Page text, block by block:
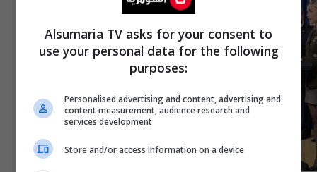
Alsumaria TV asks for your consent to
use your personal data for the following
purposes:
Personalised advertising and content, advertising and
content measurement, audience research and
services development
Store and/or access information on a device